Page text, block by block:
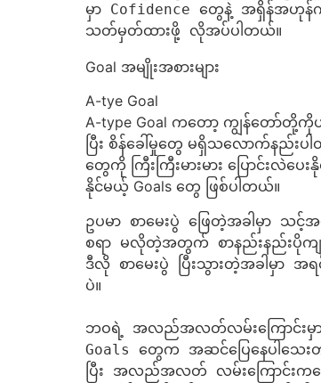
မှာ Cofidence တွေနဲ့ အရှိန်အဟု
သတ်မှတ်ထားဖို့ လိုအပ်ပါတယ်။
Goal အမျိုးအစားများ
A-tye Goal
A-type Goal ကတော့ ကျွန်တော်
ပြီး စိန်ခေါ်မှုတွေ မရှိသလောက်နည်းပ
တွေကို ကြီးကြီးမားမား ပြောင်းလဲ
နိုင်မယ့် Goals တွေ ဖြစ်ပါတယ်။
ဥပမာ စာမေးပွဲ ဖြေတဲ့အခါမှာ
စရာ မလိုတဲ့အတွက် စာနည်းနည်းပိုကျက်ပ
ဒီလို စာမေးပွဲ ပြီးသွားတဲ့အခါမှာ အရင်
ပဲ။
ဘဝရဲ့ အလည်အလတ်လမ်းကြောင်းမှ
Goals တွေက အဆင်ပြေနေပါသေ
ပြီး အလည်အလတ် လမ်းကြောင်းကန